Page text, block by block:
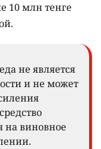
10 млн тенге
не является
и не может
на виновное